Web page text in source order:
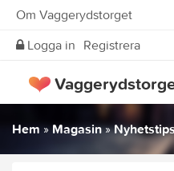
Om Vaggerydstorget
Logga in Registrera
Hem»Magasin»